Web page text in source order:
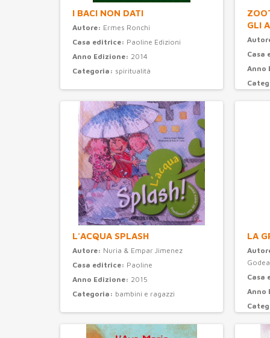
I BACI NON DATI
Autore: Ermes Ronchi
Casa editrice: Paoline Edizioni
Anno Edizione: 2014
Categoria: spiritualità
GLI
Casa
Anno
L'ACQUA SPLASH
Autore: Nuria & Empar Jimenez
Casa editrice: Paoline
Anno Edizione: 2015
Categoria: bambini e ragazzi
LA
Casa
Anno